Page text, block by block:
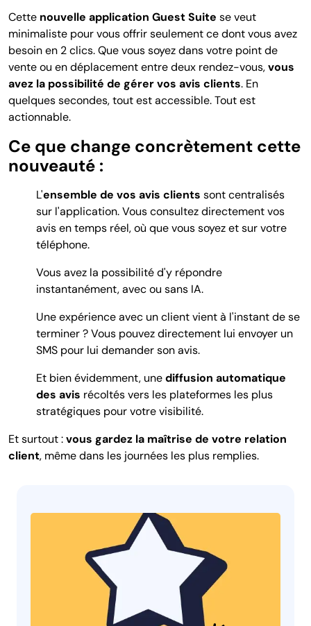
Cette nouvelle application Guest Suite se veut
minimaliste pour vous offrir seulement ce dont vous avez
besoin en 2 clics. Que vous soyez dans votre point de
vente ou en déplacement entre deux rendez-vous,vous
avez la possibilité de gérervos avis clients. En
quelques secondes, tout est accessible. Tout est
actionnable.
Ce que change concrètement cette
nouveauté :
L'ensemble de vos avis clients sont centralisés
sur l'application. Vous consultez directement vos
avis en temps réel, où que vous soyez et sur votre
téléphone.
Vous avez la possibilité d'y répondre
instantanément, avec ou sans IA.
Une expérience avec un client vient à l'instant de se
terminer ? Vous pouvez directement lui envoyer un
SMS pour lui demander son avis.
Et bien évidemment, unediffusion automatique
des avis récoltés vers les plateformes les plus
stratégiques pour votre visibilité.
Et surtout :vous gardez la maîtrise de votre relation
client, même dans les journées les plus remplies.